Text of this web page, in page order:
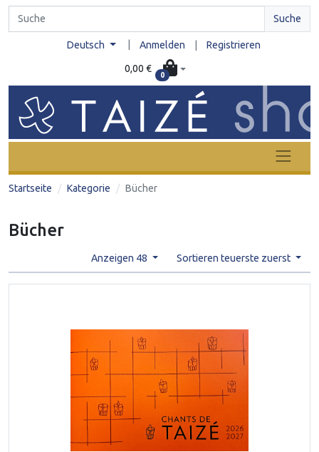
Suche
Deutsch Anmelden Registrieren
0,00 €
0
Startseite Kategorie Bücher
Bücher
Anzeigen 48 Sortieren teuerste zuerst